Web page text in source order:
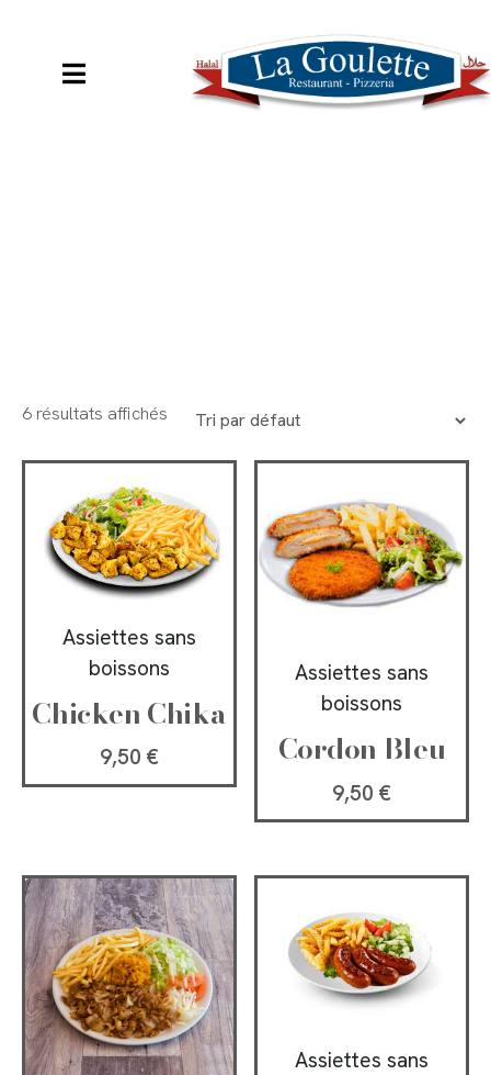
6 résultats affichés
Assiettes sans
boissons
Chicken Chika
9,50 €
Assiettes sans
boissons
Cordon Bleu
9,50€
Assiettes sans